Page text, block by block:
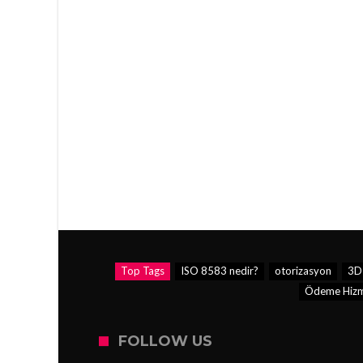
Top Tags ISO 8583 nedir? otorizasyon
3D
Ödeme
FOLLOW US